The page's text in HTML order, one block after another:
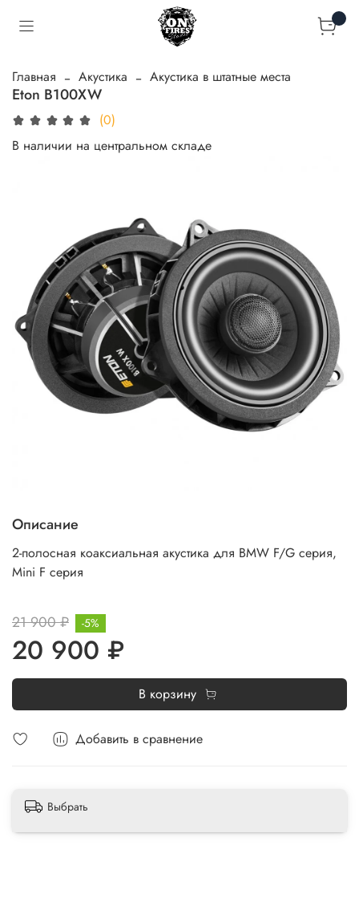
Главная Акустика Акустика в штатные места
Eton B100XW
(0)
В наличии на центральном складе
Добавить в сравнение
Описание
2-полосная коаксиальная акустика для BMW F/G серия,
Mini F серия
21 900 ₽
20 900 ₽
-5%
В корзину
Выбрать